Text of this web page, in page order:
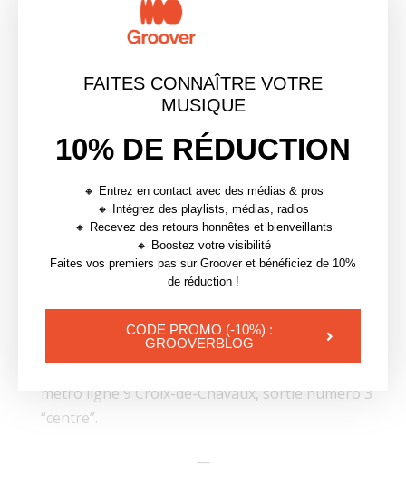
votre. Encore un avantage de notre solution !
En conclusion, 2 solutions
pour revendre simplement
votre instrument de musique
musique d’occasionici
Venez avec votre instrument de musique en l’état
pour un dépôt-venteachat-cash au magasin de
Boulevard de Chanzy, 93100 Montreuil. Parking
gratuit pour le dépôt, nous contacter au
01.48.30.65.16 du lundi au samedi de 10h à 20h.
métro ligne 9 Croix-de-Chavaux, sortie numéro 3
“centre”.
—
FAITES CONNAÎTRE VOTRE
MUSIQUE
10% DE RÉDUCTION
🔸 Entrez en contact avec des médias & pros
🔸 Intégrez des playlists, médias, radios
🔸 Recevez des retours honnêtes et bienveillants
🔸 Boostez votre visibilité
Faites vos premiers pas sur Groover et bénéficiez de 10%
de réduction !
CODE PROMO (-10%) :
GROOVERBLOG